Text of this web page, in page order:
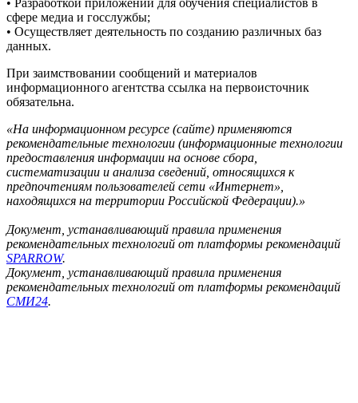
сфере медиа и госслужбы;
• Осуществляет деятельность по созданию различных баз
данных.
При заимствовании сообщений и материалов
информационного агентства ссылка на первоисточник
обязательна.
«На информационном ресурсе (сайте) применяются
рекомендательные технологии (информационные технологии
предоставления информации на основе сбора,
систематизации и анализа сведений, относящихся к
предпочтениям пользователей сети «Интернет»,
находящихся на территории Российской Федерации).»
Документ, устанавливающий правила применения
рекомендательных технологий от платформы рекомендаций
SPARROW.
Документ, устанавливающий правила применения
рекомендательных технологий от платформы рекомендаций
СМИ24.